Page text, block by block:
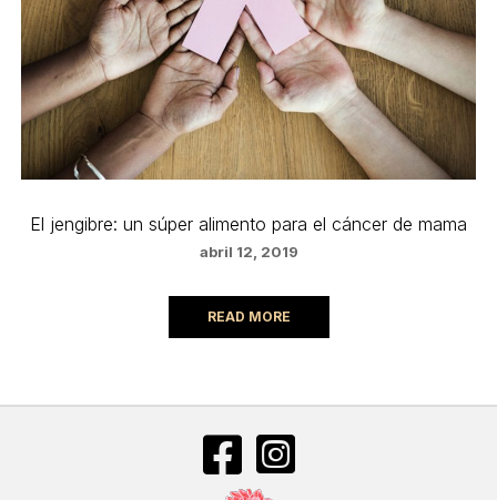
El jengibre: un súper alimento para el cáncer de mama
abril 12, 2019
READ MORE